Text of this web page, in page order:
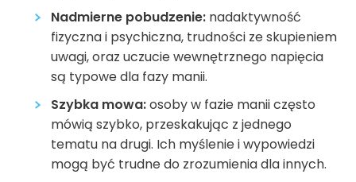
Nadmierne pobudzenie: nadaktywność
fizyczna i psychiczna, trudności ze skupieniem
uwagi, oraz uczucie wewnętrznego napięcia
są typowe dla fazy manii.
Szybka mowa:osoby w fazie manii często
mówią szybko, przeskakując z jednego
tematu na drugi. Ich myślenie i wypowiedzi
mogą być trudne do zrozumienia dla innych.